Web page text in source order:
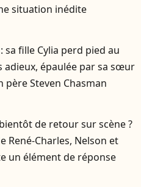
situation inédite
sa fille Cylia perd pied au
adieux, épaulée par sa sœur
père Steven Chasman
de retour sur scène ?
et
un élément de réponse